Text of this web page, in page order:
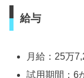
給与
月給：25万
試用期間：6